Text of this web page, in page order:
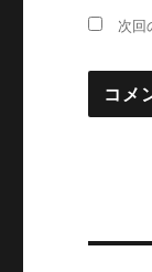
次回